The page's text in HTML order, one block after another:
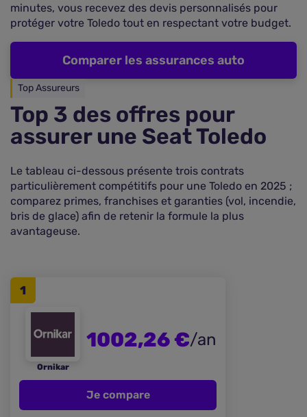
minutes, vous recevez des devis personnalisés pour
protéger votre Toledo tout en respectant votre budget.
Comparer les assurances auto
Top Assureurs
Top 3 des offres pour
assurer une Seat Toledo
Le tableau ci-dessous présente trois contrats
particulièrement compétitifs pour une Toledo en 2025 ;
comparez primes, franchises et garanties (vol, incendie,
bris de glace) afin de retenir la formule la plus
avantageuse.
1
Ornikar
1002,26 €/an
Je compare